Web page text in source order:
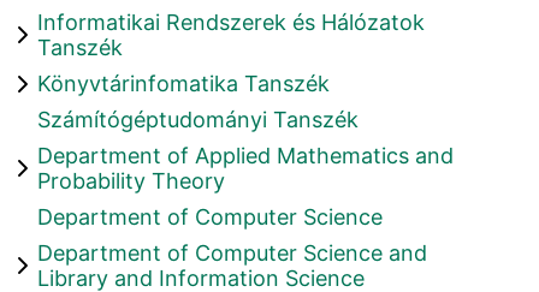
Informatikai Rendszerek és Hálózatok
Tanszék
Könyvtárinfomatika Tanszék
Számítógéptudományi Tanszék
Department of Applied Mathematics and
Probability Theory
Department of Computer Science
Department of Computer Science and
Library and Information Science